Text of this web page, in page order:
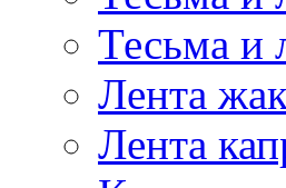
Тесьма и
Лента
Лента